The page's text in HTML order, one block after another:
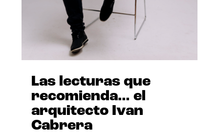
Las lecturas que
recomienda… el
arquitecto Ivan
Cabrera